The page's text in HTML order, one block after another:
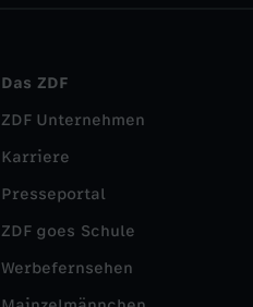
Das ZDF
ZDF Unternehmen
Karriere
Presseportal
ZDF goes Schule
Werbefernsehen